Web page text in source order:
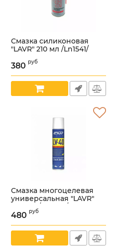
Смазка силиконовая
"LAVR" 210 мл /Ln1541/
Артикул:
380 руб
Смазка многоцелевая
универсальная "LAVR"
400 мл /LN1485/
Артикул:
480 руб